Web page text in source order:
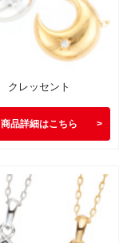
クレッセント
商品詳細はこちら